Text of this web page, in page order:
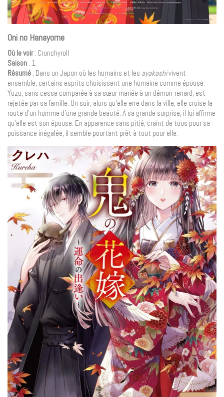
Oni no Hanayome
Où le voir: Crunchyroll
Saison : 1
Résumé : Dans un Japon où les humains et les ayakashivivent
ensemble, certains esprits choisissent une humaine comme épouse.
Yuzu, sans cesse comparée à sa sœur mariée à un démon-renard, est
rejetée par sa famille. Un soir, alors qu’elle erre dans la ville, elle croise la
route d’un homme d’une grande beauté. À sa grande surprise, il lui affirme
qu’elle est son épouse. En apparence sans pitié, craint de tous pour sa
puissance inégalée, il semble pourtant prêt à tout pour elle.